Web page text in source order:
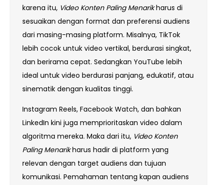
karena itu, Video Konten Paling Menarikharus di
sesuaikan dengan format dan preferensi audiens
dari masing-masing platform. Misalnya, TikTok
lebih cocok untuk video vertikal, berdurasi singkat,
dan berirama cepat. Sedangkan YouTube lebih
ideal untuk video berdurasi panjang, edukatif, atau
sinematik dengan kualitas tinggi.
Instagram Reels, Facebook Watch, dan bahkan
LinkedIn kini juga memprioritaskan video dalam
algoritma mereka. Maka dari itu, Video Konten
Paling Menarikharus hadir di platform yang
relevan dengan target audiens dan tujuan
komunikasi. Pemahaman tentang kapan audiens